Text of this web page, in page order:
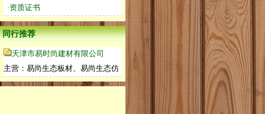
·资质证书
同行推荐
天津市易时尚建材有限公司
主营：易尚生态板材、易尚生态仿